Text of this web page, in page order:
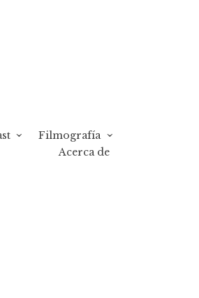
Filmografía
Acerca de